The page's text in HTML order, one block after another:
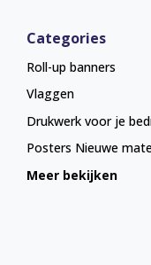
Categories
Roll-up banners
Vlaggen
Drukwerk voor je
Posters Nieuwe
Meer bekijken